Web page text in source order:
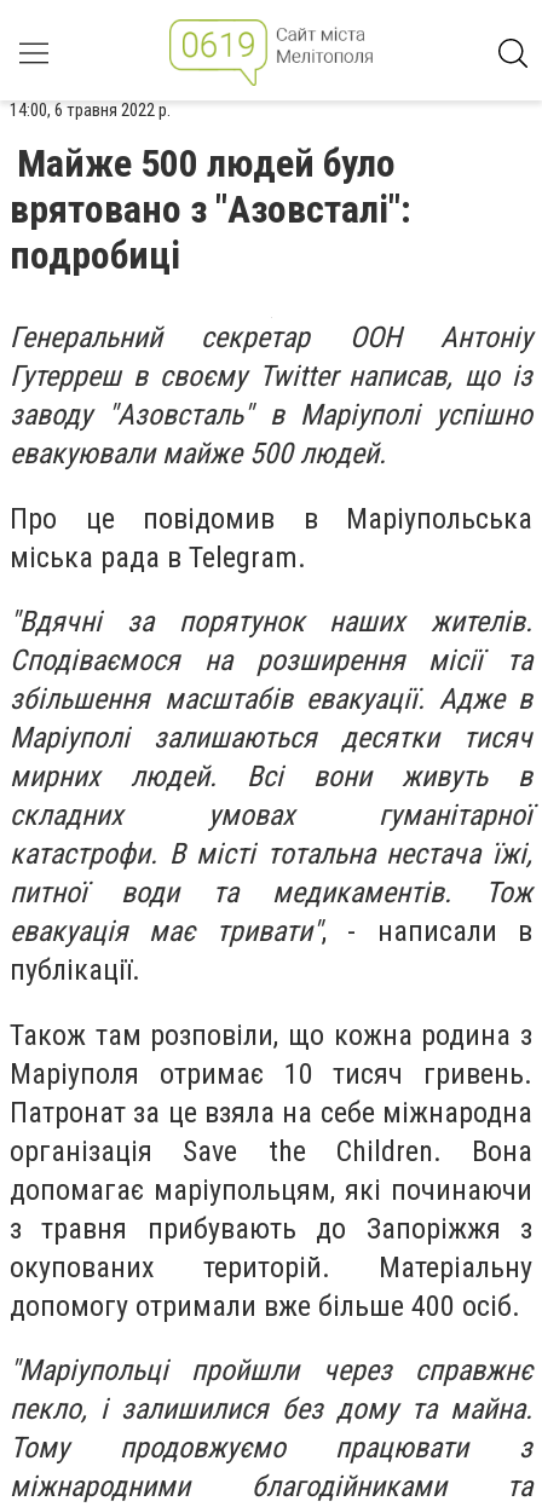
14:00, 6 травня 2022 р.
Майже 500 людей було
врятовано з "Азовсталі":
подробиці
Генеральний секретар ООН Антоніу
Гутерреш в своєму Twitter написав, що із
заводу "Азовсталь" в Маріуполі успішно
евакуювали майже 500 людей.
Про це повідомив в Маріупольська
міська рада в Telegram.
"Вдячні за порятунок наших жителів.
Сподіваємося на розширення місії та
збільшення масштабів евакуації. Адже в
Маріуполі залишаються десятки тисяч
мирних людей. Всі вони живуть в
складних умовах гуманітарної
катастрофи. В місті тотальна нестача їжі,
питної води та медикаментів. Тож
евакуація має тривати", - написали в
публікації.
Також там розповіли, що кожна родина з
Маріуполя отримає 10 тисяч гривень.
Патронат за це взяла на себе міжнародна
організація Save the Children. Вона
допомагає маріупольцям, які починаючи
з травня прибувають до Запоріжжя з
окупованих територій. Матеріальну
допомогу отримали вже більше 400 осіб.
"Маріупольці пройшли через справжнє
пекло, і залишилися без дому та майна.
Тому продовжуємо працювати з
міжнародними благодійниками та